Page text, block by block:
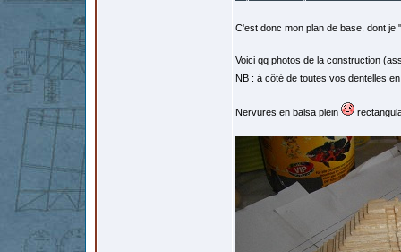
C'est donc mon plan de base, dont
Voici qq photos de la construction
NB : à côté de toutes vos dentelles
Nervures en balsa plein